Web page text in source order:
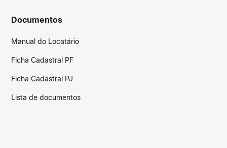
Documentos
Manual do Locatário
Ficha Cadastral PF
Ficha Cadastral PJ
Lista de documentos